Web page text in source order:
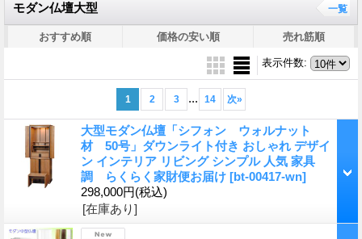
モダン仏壇大型 一覧
おすすめ順 価格の安い順 売れ筋順
表示件数:
1 2 3 ... 14 次»
大型モダン仏壇「シフォン ウォルナット
材 50号」ダウンライト付き おしゃれ デザイ
ン インテリア リビング シンプル 人気 家具
調 らくらく家財便お届け [bt-00417-wn]
298,000円(税込)
[在庫あり]